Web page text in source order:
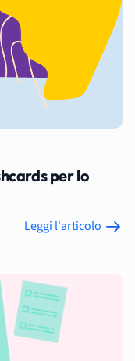
per lo
Leggi l'articolo